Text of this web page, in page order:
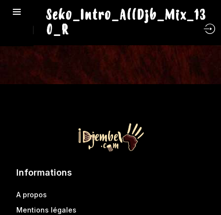
Seko_Intro_AllDjb_Mix_13
0_R
Informations
A propos
Mentions légales